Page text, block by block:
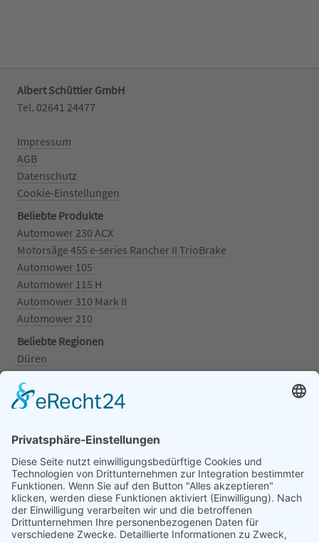
Albert Schüttler GmbH
Tel. 02641 24477‬
Impressum
AGB
Datenschutz
Cookie-Einstellungen
Beliebte Produkte
Automower 230 ACX
Motorsäge 455 e-series Rancher II TrioBrake
Automower 105
Automower 115 H
Automower 310 Mark II
Automower 210
Beliebte Regionen
Düren
Grafschaft
Kalenborn
Mayschoß
Bonn
Beliebte Kategorien
Aufsitzrasenmäher
Mähroboter
Motorsäge
Schneefräse